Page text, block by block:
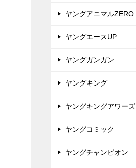
ヤングアニマルZERO
ヤングエースUP
ヤングガンガン
ヤングキング
ヤングキングアワーズ
ヤングコミック
ヤングチャンピオン